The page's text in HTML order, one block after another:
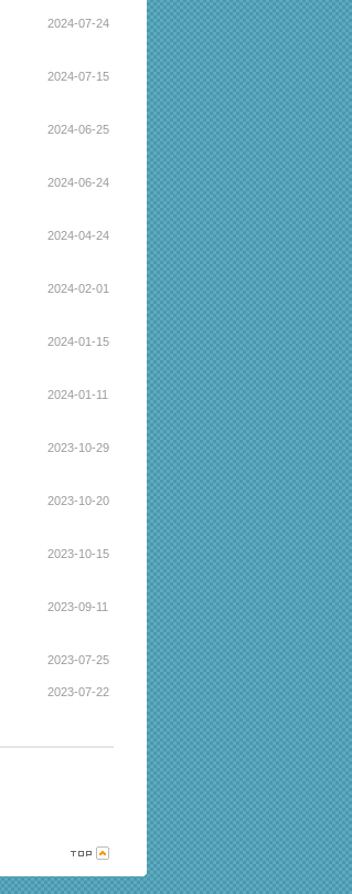
2024-07-24
2024-07-15
2024-06-25
2024-06-24
2024-04-24
2024-02-01
2024-01-15
2024-01-11
2023-10-29
2023-10-20
2023-10-15
2023-09-11
2023-07-25
2023-07-22